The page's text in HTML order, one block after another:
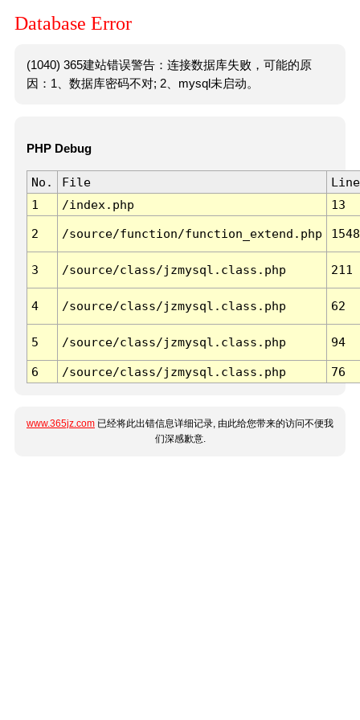
Database Error
(1040) 365建站错误警告：连接数据库失败，可能的原
因：1、数据库密码不对; 2、mysql未启动。
PHP Debug
No. File
Line
1
/index.php 13
2 /source/function/function_extend.php 1548
3 /source/class/jzmysql.class.php 211
4 /source/class/jzmysql.class.php 62
5 /source/class/jzmysql.class.php 94
6 /source/class/jzmysql.class.php 76
www.365jz.com 已经将此出错信息详细记录, 由此给您带来的访问不便我
们深感歉意.